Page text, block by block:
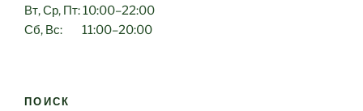
Вт, Ср, Пт: 10:00–22:00
Сб, Вс: 11:00–20:00
ПОИСК